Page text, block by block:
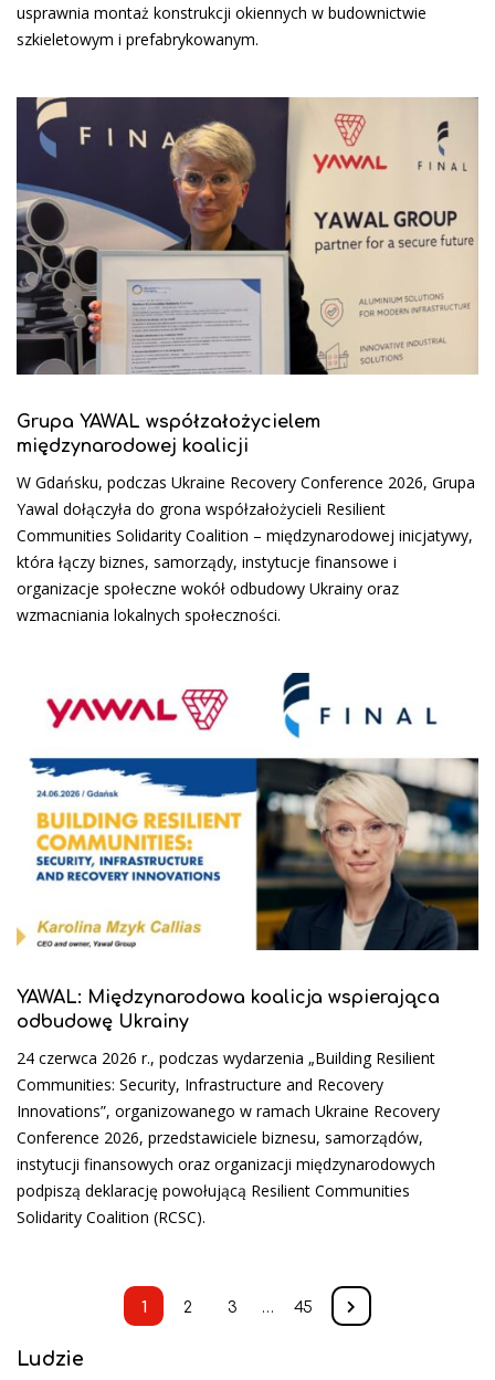
usprawnia montaż konstrukcji okiennych w budownictwie
szkieletowym i prefabrykowanym.
Grupa YAWAL współzałożycielem
międzynarodowej koalicji
W Gdańsku, podczas Ukraine Recovery Conference 2026, Grupa
Yawal dołączyła do grona współzałożycieli Resilient
Communities Solidarity Coalition – międzynarodowej inicjatywy,
która łączy biznes, samorządy, instytucje finansowe i
organizacje społeczne wokół odbudowy Ukrainy oraz
wzmacniania lokalnych społeczności.
YAWAL: Międzynarodowa koalicja wspierająca
odbudowę Ukrainy
24 czerwca 2026 r., podczas wydarzenia „Building Resilient
Communities: Security, Infrastructure and Recovery
Innovations”, organizowanego w ramach Ukraine Recovery
Conference 2026, przedstawiciele biznesu, samorządów,
instytucji finansowych oraz organizacji międzynarodowych
podpiszą deklarację powołującą Resilient Communities
Solidarity Coalition (RCSC).
1 2 3 … 45
Ludzie